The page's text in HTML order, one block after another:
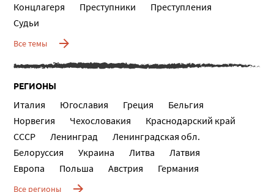
Концлагеря
Преступники
Преступления
Судьи
Все темы
РЕГИОНЫ
Италия Югославия Греция
Бельгия
Норвегия
Чехословакия
Краснодарский край
СССР
Ленинград
Ленинградская обл.
Белоруссия
Украина Литва
Латвия
Европа
Польша Австрия Германия
Все регионы